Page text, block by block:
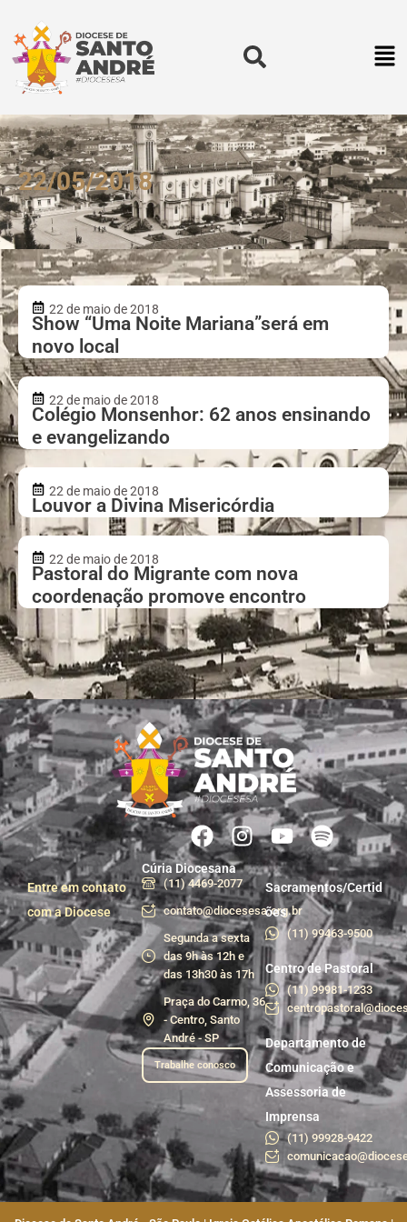
22/05/2018
22 de maio de 2018
Show “Uma Noite Mariana”será em
novo local
22 de maio de 2018
Colégio Monsenhor: 62 anos ensinando
e evangelizando
22 de maio de 2018
Louvor a Divina Misericórdia
22 de maio de 2018
Pastoral do Migrante com nova
coordenação promove encontro
Entre em contato
com a Diocese
Cúria Diocesana
(11) 4469-2077
contato@diocesesa.org.br
Segunda a sexta
das 9h às 12h e
das 13h30 às 17h
Praça do Carmo, 36
- Centro, Santo
André - SP
Trabalhe conosco
Sacramentos/Certid
ões
(11) 99463-9500
Centro de Pastoral
(11) 99981-1233
Departamento de
Comunicação e
Assessoria de
Imprensa
(11) 99928-9422